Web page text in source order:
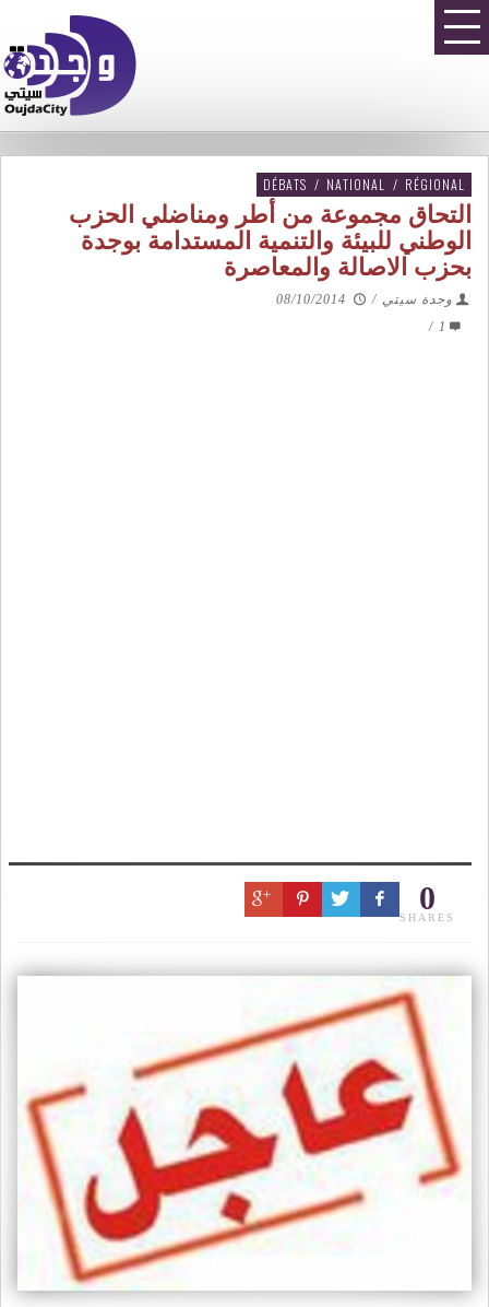
DÉBATS / NATIONAL / RÉGIONAL
التحاق مجموعة من أطر ومناضلي الحزب
الوطني للبيئة والتنمية المستدامة بوجدة
بحزب الاصالة والمعاصرة
وجدة سيتي /
08/10/2014
1
/
0
SHARES